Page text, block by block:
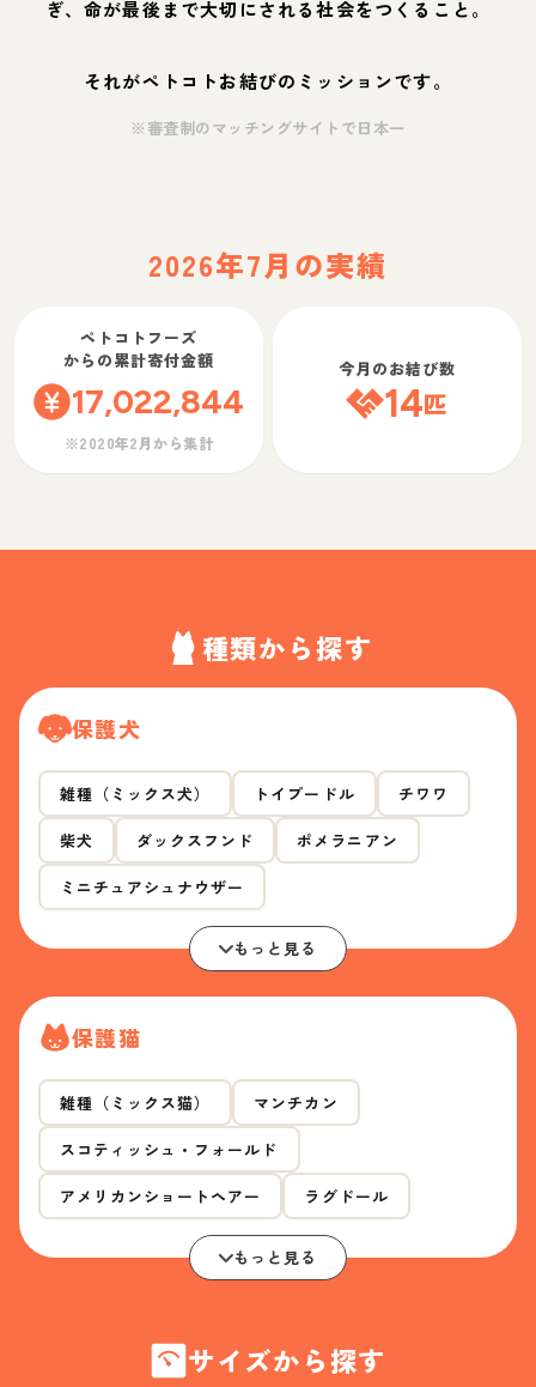
ぎ、命が最後まで大切にされる社会をつくること。
それがペトコトお結びのミッションです。
※審査制のマッチングサイトで日本一
2026年7月の実績
ペトコトフーズ
からの累計寄付金額
17,022,844
※2020年2月から集計
今月のお結び数
14匹
種類から探す
保護犬
雑種（ミックス犬） トイプードル チワワ
柴犬 ダックスフンド ポメラニアン
ミニチュアシュナウザー
もっと見る
保護猫
雑種（ミックス猫） マンチカン
スコティッシュ・フォールド
アメリカンショートヘアー ラグドール
もっと見る
サイズから探す